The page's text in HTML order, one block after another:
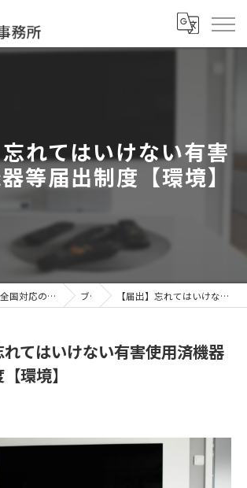
忘れてはいけない有害
等届出制度【環境】
相模原・町田・全国対応の行政書士／行政書士ダイセイ法務事務所 ブログ 【届出】忘れてはいけない有害使用済機器等届出制度【環境】
れてはいけない有害使用済機器
環境】